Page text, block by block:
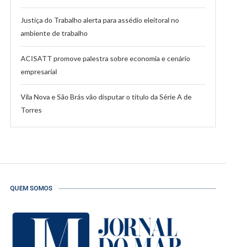
Justiça do Trabalho alerta para assédio eleitoral no
ambiente de trabalho
ACISATT promove palestra sobre economia e cenário
empresarial
Vila Nova e São Brás vão disputar o título da Série A de
Torres
QUEM SOMOS